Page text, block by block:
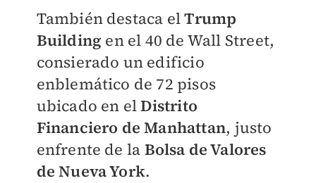
También destaca elTrump
Building en el 40 de Wall Street,
consierado un edificio
enblemático de 72 pisos
ubicado en elDistrito
Financiero de Manhattan, justo
enfrente de la Bolsa de Valores
de Nueva York.